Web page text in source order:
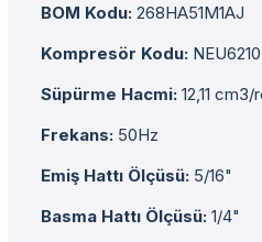
BOM Kodu: 268HA51M1AJ
Kompresör Kodu:
Süpürme Hacmi: 12,11 cm3/
Frekans: 50Hz
Emiş Hattı Ölçüsü: 5/16"
Basma Hattı Ölçüsü: 1/4"